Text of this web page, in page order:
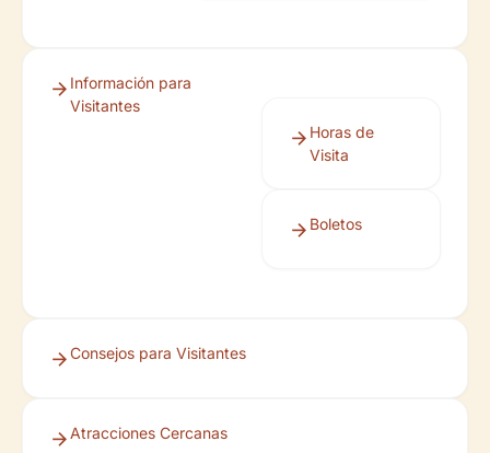
Información para
Visitantes
Horas de
Visita
Boletos
Consejos para Visitantes
Atracciones Cercanas